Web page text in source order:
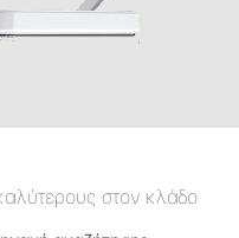
στον κλάδο